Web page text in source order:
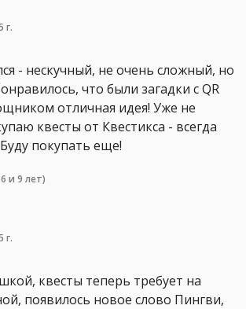
г.
- нескучный, не очень сложный, но
что были загадки с QR
отличная идея! Уже не
квесты от Квестикса - всегда
покупать еще!
и 9 лет)
г.
квесты теперь требует на
появилось новое слово Пингви,